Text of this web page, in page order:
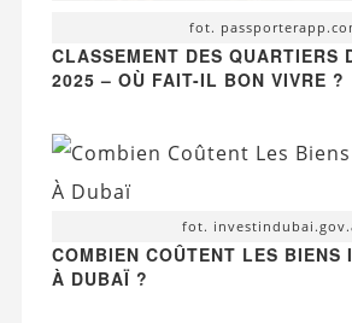
fot.
CLASSEMENT DES QUARTIERS
2025 – OÙ FAIT-IL BON VIVRE ?
fot.
COMBIEN COÛTENT LES BIENS
À DUBAÏ ?